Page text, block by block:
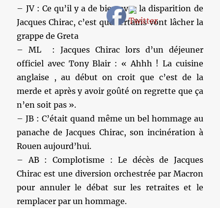
– JV : Ce qu’il y a de bien avec la disparition de
Jacques Chirac, c’est que certains vont lâcher la
grappe de Greta
– ML : Jacques Chirac lors d’un déjeuner
officiel avec Tony Blair : « Ahhh ! La cuisine
anglaise , au début on croit que c’est de la
merde et après y avoir goûté on regrette que ça
n’en soit pas ».
– JB : C’était quand même un bel hommage au
panache de Jacques Chirac, son incinération à
Rouen aujourd’hui.
– AB : Complotisme : Le décès de Jacques
Chirac est une diversion orchestrée par Macron
pour annuler le débat sur les retraites et le
remplacer par un hommage.